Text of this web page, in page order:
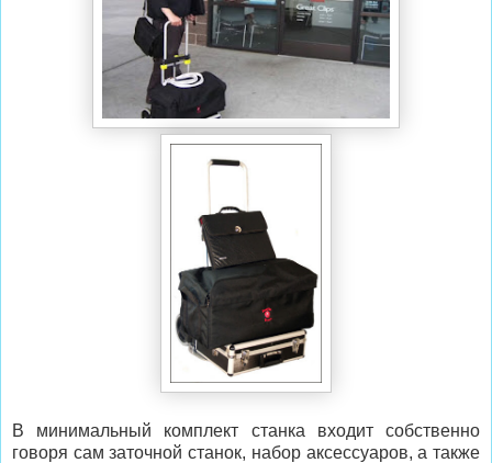
В минимальный комплект станка входит собственно
говоря сам заточной станок, набор аксессуаров, а также